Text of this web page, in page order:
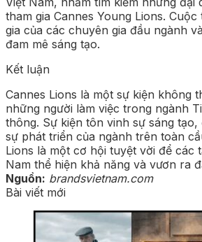
tham gia Cannes Young Lions.
gia của các chuyên gia đầu ngành
đam mê sáng tạo.
Kết luận
Cannes Lions là một sự kiện không
những người làm việc trong ngành
thông. Sự kiện tôn vinh sự sáng
sự phát triển của ngành trên toàn
Lions là một cơ hội tuyệt vời để các
Nam thể hiện khả năng và vươn ra
Nguồn: brandsvietnam.com
Bài viết mới